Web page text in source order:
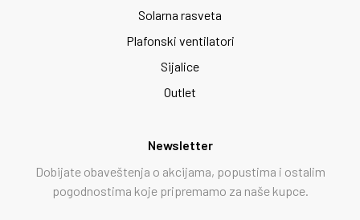
Solarna rasveta
Plafonski ventilatori
Sijalice
Outlet
Newsletter
Dobijate obaveštenja o akcijama, popustima i ostalim
pogodnostima koje pripremamo za naše kupce.